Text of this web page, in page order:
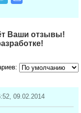
Ваши отзывы!
09.02.2014